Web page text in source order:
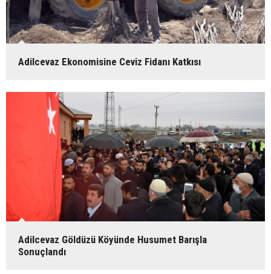
Adilcevaz Ekonomisine Ceviz Fidanı Katkısı
Adilcevaz Göldüzü Köyünde Husumet Barışla
Sonuçlandı